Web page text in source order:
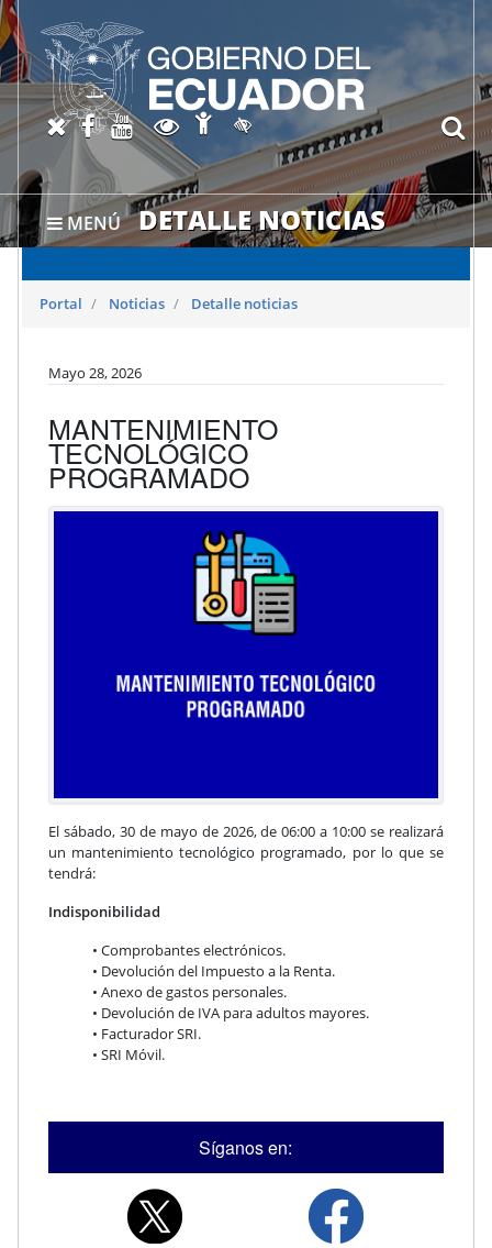
MENÚ DETALLE NOTICIAS
X oficial del SRI
Facebook oficial SRI
Canal del SRI en YouTube
Abrir página de
Abrir página de
Activar/quitar contraste
Portal Noticias Detalle noticias
Mayo 28, 2026
MANTENIMIENTO
TECNOLÓGICO
PROGRAMADO
El sábado, 30 de mayo de 2026, de 06:00 a 10:00 se realizará
un mantenimiento tecnológico programado, por lo que se
tendrá:
Indisponibilidad
• Comprobantes electrónicos.
• Devolución del Impuesto a la Renta.
• Anexo de gastos personales.
• Devolución de IVA para adultos mayores.
• Facturador SRI.
• SRI Móvil.
Síganos en: